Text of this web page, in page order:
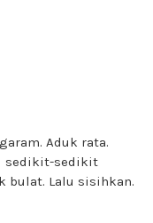
Aduk rata.
sedikit-sedikit
bulat. Lalu sisihkan.